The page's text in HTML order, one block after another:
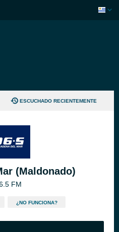
ESCUCHADO RECIENTEMENTE
(Maldonado)
FM
¿NO FUNCIONA?